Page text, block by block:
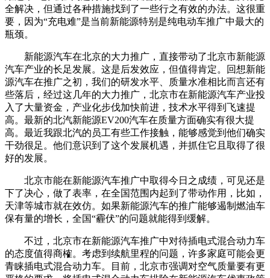
全解决，但通过各种措施找到了一些行之有效的办法。这很重
要，因为“充电难”是当前新能源特别是纯电动车推广中最大的
瓶颈。
新能源汽车在北京的大力推广，直接带动了北京市新能源
汽车产业的长足发展。这是后发效应，但值得肯定。回想新能
源汽车在推广之初，我们的研发水平、质量水准相比而言还有
些落后，经过这几年的大力推广，北京市在新能源汽车产业投
入了大量资金，产业化步伐加快前进，技术水平得到飞速提
高。最新的北汽新能源EV200汽车在质量方面确实有很大提
高。最近我跟北汽的员工有些工作接触，能够感觉到他们确实
干劲很足。他们意识到了这个发展机遇，并抓住它且取得了很
好的发展。
北京市能在新能源汽车推广中取得今日之成绩，可见还是
下了决心，做了表率，在全国范围内起到了带动作用，比如，
天津等城市就在效仿。如果新能源汽车的推广能够遏制燃油车
保有量的增长，全国“霾伏”的问题就能得到缓解。
不过，北京市在新能源汽车推广中对待插电式混合动力车
的态度值得商榷。考虑到续航里程的问题，许多家庭可能会更
青睐插电式混合动力车。目前，北京市强调对空气质量要有更